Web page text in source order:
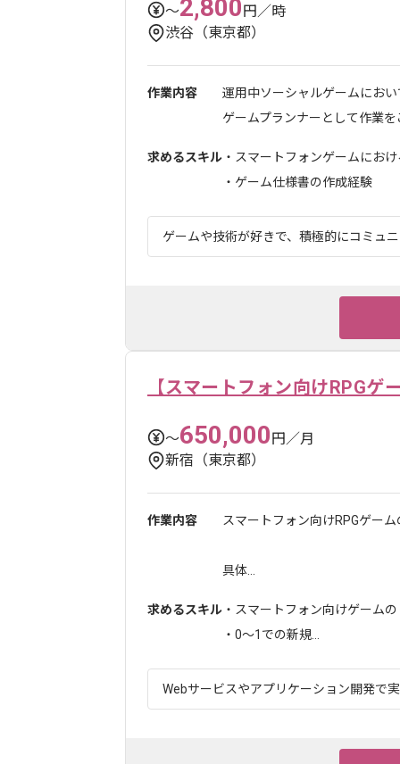
〜2,800円／時
渋谷（東京都）
作業内容
運用中ソーシャルゲームにおい
ゲームプランナーとして作業
求めるスキル ・スマートフォンゲームにお
・ゲーム仕様書の作成経験
ゲームや技術が好きで、積極的にコミュ
【スマートフォン向けRPGゲ
〜650,000円／月
新宿（東京都）
作業内容 スマートフォン向けRPGゲー
具体...
求めるスキル ・スマートフォン向けゲーム
・0〜1での新規...
Webサービスやアプリケーション開発で